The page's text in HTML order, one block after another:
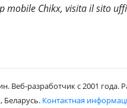
mobile Chikx, visita il sito
Веб-разработчик с 2001 года.
Контактная